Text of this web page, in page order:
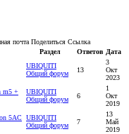
почта Поделиться Ссылка
Раздел Ответов Дата
UBIQUITI
Общий форум
13
3
Окт
2023
m5 +
UBIQUITI
Общий форум
6
1
Окт
2019
5AC UBIQUITI
Общий форум
7
13
Май
2019